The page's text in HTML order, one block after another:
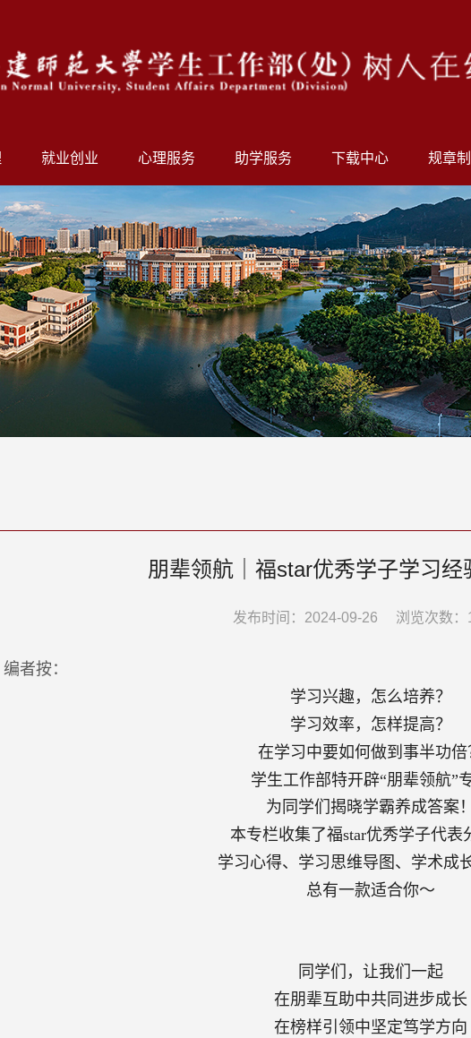
就业创业 心理服务 助学服务 下载中心 规章
朋辈领航｜福star优秀学子学习经
发布时间：2024-09-26 浏览次数：
编者按：
学习兴趣，怎么培养？
学习效率，怎样提高？
在学习中要如何做到事半功倍
学生工作部特开辟“朋辈领航”
为同学们揭晓学霸养成答案！
本专栏收集了福star优秀学子代表
学习心得、学习思维导图、学术成
总有一款适合你～
同学们，让我们一起
在朋辈互助中共同进步成长
在榜样引领中坚定笃学方向